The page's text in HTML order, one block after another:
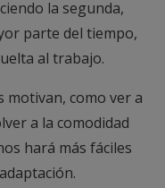
la segunda,
parte del tiempo,
al trabajo.
motivan, como ver a
a la comodidad
hará más fáciles